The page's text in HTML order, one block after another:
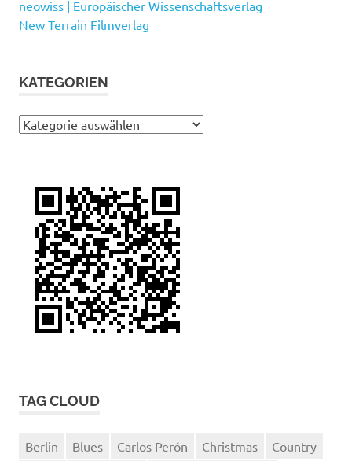
neowiss | Europäischer Wissenschaftsverlag
New Terrain Filmverlag
KATEGORIEN
Kategorien
TAG CLOUD
Berlin Blues Carlos Perón Christmas
Country